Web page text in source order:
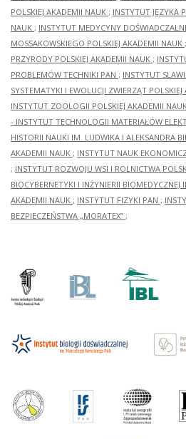
POLSKIEJ AKADEMII NAUK ; INSTYTUT JĘZYKA
NAUK ; INSTYTUT MEDYCYNY
MOSSAKOWSKIEGO POLSKIEJ AKADEMII NAUK ;
PRZYRODY POLSKIEJ AKADEMII NAUK ;
PROBLEMÓW TECHNIKI PAN ; INSTYTUT
SYSTEMATYKI I EWOLUCJI ZWIERZĄT
INSTYTUT ZOOLOGII POLSKIEJ AKADEMII
- INSTYTUT TECHNOLOGII MATERIAŁÓW
HISTORII NAUKI IM. LUDWIKA I ALEKSANDRA
AKADEMII NAUK ; INSTYTUT NAUK
; INSTYTUT ROZWOJU WSI I ROLNICTWA
BIOCYBERNETYKI I INŻYNIERII BIOMEDYCZNEJ
AKADEMII NAUK ; INSTYTUT FIZYKI PAN ;
BEZPIECZEŃSTWA „MORATEX” ;